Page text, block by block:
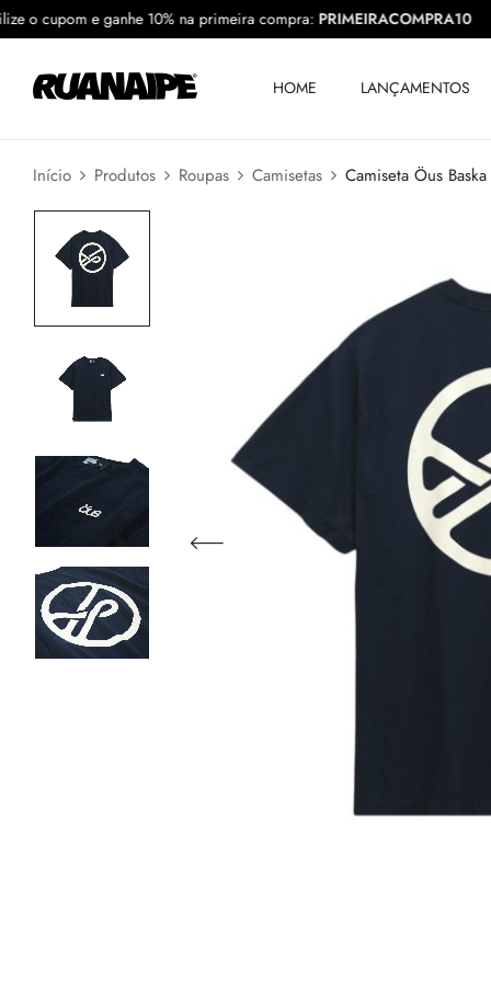
Utilize o cupom e ganhe 10% na primeira compra:
HOME LANÇAMENTOS
Início Produtos Roupas Camisetas Camiseta Öus